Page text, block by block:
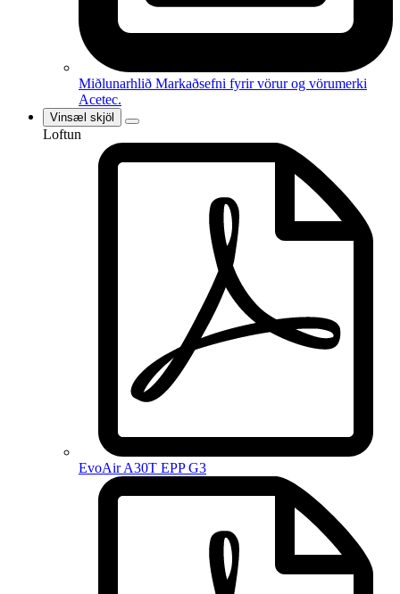
Miðlunarhlið Markaðsefni fyrir vörur og vörumerki
Acetec.
Vinsæl skjöl
Loftun
EvoAir A30T EPP G3